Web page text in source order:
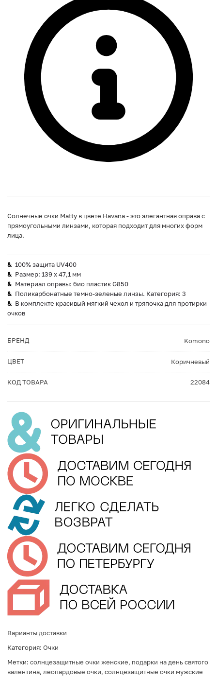
Солнечные очки Matty в цвете Havana - это элегантная оправа с
прямоугольными линзами, которая подходит для многих форм
лица.
100% защита UV400
Размер: 139 х 47,1 мм
Материал оправы: био пластик G850
Поликарбонатные темно-зеленые линзы. Категория: 3
В комплекте красивый мягкий чехол и тряпочка для протирки
очков
БРЕНД Komono
ЦВЕТ Коричневый
КОД ТОВАРА 22084
Варианты доставки
Категория: Очки
Метки: солнцезащитные очки женские, подарки на день святого
валентина, леопардовые очки, солнцезащитные очки мужские